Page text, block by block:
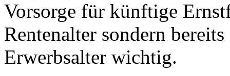
Vorsorge für künftige
Rentenalter sondern
Erwerbsalter wichtig.